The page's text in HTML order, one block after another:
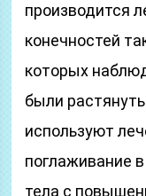
производится
конечностей
которых
были
используют
поглаживание
тела с